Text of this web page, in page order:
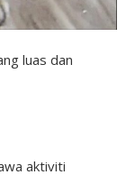
luas dan
aktiviti